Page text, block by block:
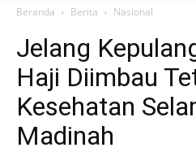
Beranda Berita Nasional
Jelang
Haji Diimbau
Kesehatan
Madinah